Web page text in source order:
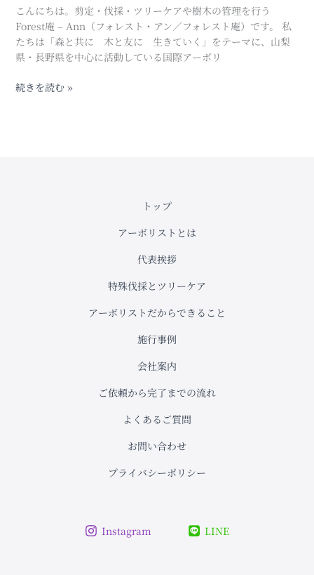
こんにちは。剪定・伐採・ツリーケアや樹木の管理を行う
Forest庵 – Ann（フォレスト・アン／フォレスト庵）です。 私
たちは「森と共に 木と友に 生きていく」をテーマに、山梨
県・長野県を中心に活動している国際アーボリ
カ
マ
ツ)
の
殊
続きを読む »
トップ
アーボリストとは
代表挨拶
特殊伐採とツリーケア
アーボリストだからできること
施行事例
会社案内
ご依頼から完了までの流れ
よくあるご質問
お問い合わせ
プライバシーポリシー
Instagram LINE